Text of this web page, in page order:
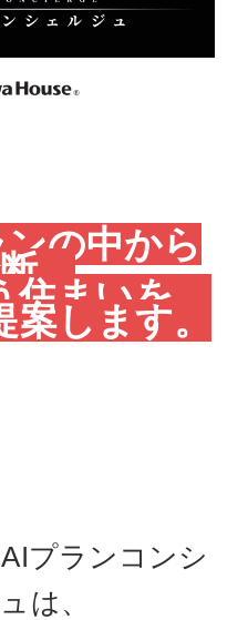
の中から
。
まいを、
します。
プランコンシ
は、